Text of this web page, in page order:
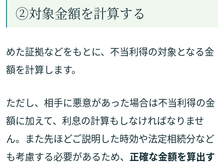
②対象金額を計算する
めた証拠などをもとに、不当利得の対象となる金
額を計算します。
ただし、相手に悪意があった場合は不当利得の金
額に加えて、利息の計算もしなければなりませ
ん。また先ほどご説明した時効や法定相続分など
も考慮する必要があるため、 正確な金額を算出す